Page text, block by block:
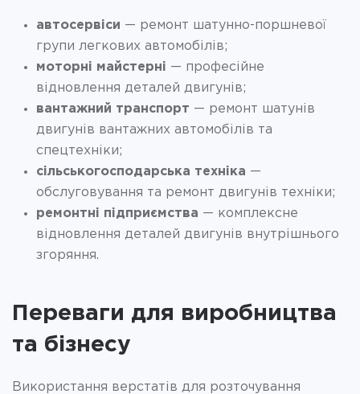
автосервіси — ремонт шатунно-поршневої
групи легкових автомобілів;
моторні майстерні — професійне
відновлення деталей двигунів;
вантажний транспорт — ремонт шатунів
двигунів вантажних автомобілів та
спецтехніки;
сільськогосподарська техніка —
обслуговування та ремонт двигунів техніки;
ремонтні підприємства — комплексне
відновлення деталей двигунів внутрішнього
згоряння.
Переваги для виробництва
та бізнесу
Використання верстатів для розточування